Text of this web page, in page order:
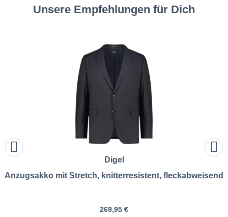
Unsere Empfehlungen für Dich
Digel
Anzugsakko mit Stretch, knitterresistent, fleckabweisend
269,95 €